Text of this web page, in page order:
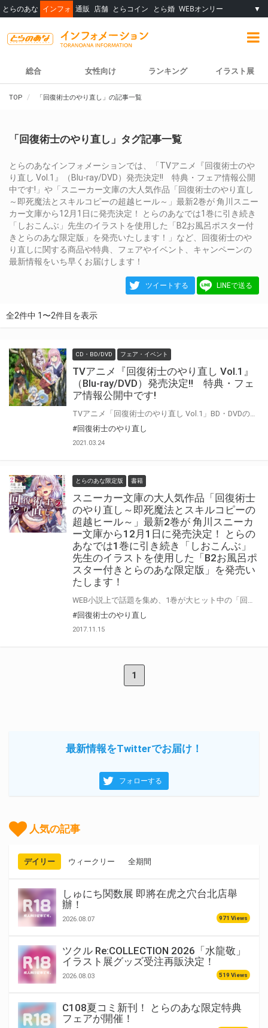
とらのあな インフォ 通販 店舗 とらコイン とら婚 WEBオンリー ▼
総合 女性向け ランキング イラスト展
TOP 「回復術士のやり直し」の記事一覧
「回復術士のやり直し」タグ記事一覧
とらのあなインフォメーションでは、「TVアニメ『回復術士のや
り直し Vol.1』（Blu-ray/DVD）発売決定!! 特典・フェア情報公開
中です!」や「スニーカー文庫の大人気作品「回復術士のやり直し
～即死魔法とスキルコピーの超越ヒール～」最新2巻が 角川スニー
カー文庫から12月1日に発売決定！ とらのあなでは1巻に引き続き
「しおこんぶ」先生のイラストを使用した「B2お風呂ポスター付
きとらのあな限定版」を発売いたします！」など、回復術士のや
り直しに関する商品や特典、フェアやイベント、キャンペーンの
最新情報をいち早くお届けします！
ツイートする LINEで送る
全2件中 1〜2件目を表示
CD・BD/DVD フェア・イベント
TVアニメ『回復術士のやり直し Vol.1』
（Blu-ray/DVD）発売決定!! 特典・フェ
ア情報公開中です!
#回復術士のやり直し
2021.03.24
とらのあな限定版 書籍
スニーカー文庫の大人気作品「回復術士
のやり直し～即死魔法とスキルコピーの
超越ヒール～」最新2巻が 角川スニーカ
ー文庫から12月1日に発売決定！ とらの
あなでは1巻に引き続き「しおこんぶ」
先生のイラストを使用した「B2お風呂ポ
スター付きとらのあな限定版」を発売い
たします！
#回復術士のやり直し
2017.11.15
1
最新情報をTwitterでお届け！
フォローする
人気の記事
デイリー ウィークリー 全期間
しゅにち関数展 即將在虎之穴台北店舉
辦！
2026.08.07 971 Views
ツクル Re:COLLECTION 2026「水龍敬」
イラスト展グッズ受注再販決定！
2026.08.03 519 Views
C108夏コミ新刊！ とらのあな限定特典
フェアが開催！